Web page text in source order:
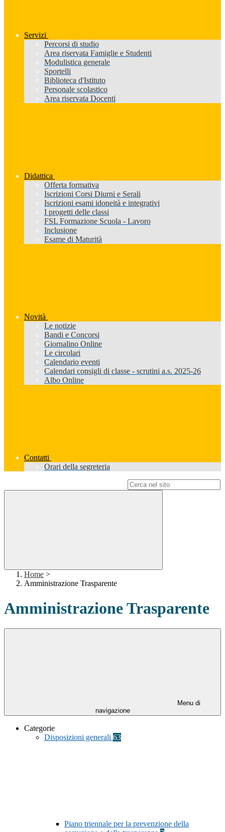
Servizi
Percorsi di studio
Area riservata Famiglie e Studenti
Modulistica generale
Sportelli
Biblioteca d'Istituto
Personale scolastico
Area riservata Docenti
Didattica
Offerta formativa
Iscrizioni Corsi Diurni e Serali
Iscrizioni esami idoneità e integrativi
I progetti delle classi
FSL Formazione Scuola - Lavoro
Inclusione
Esame di Maturità
Novità
Le notizie
Bandi e Concorsi
Giornalino Online
Le circolari
Calendario eventi
Calendari consigli di classe - scrutini a.s. 2025-26
Albo Online
Contatti
Orari della segreteria
Home >
Amministrazione Trasparente
Amministrazione Trasparente
Menu di
navigazione
Categorie
Disposizioni generali 63
Piano triennale per la prevenzione della